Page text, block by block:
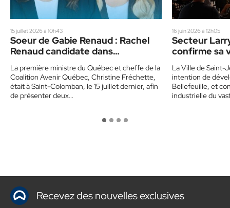
15 juillet 2026 à 10h43
Soeur de Gabie Renaud : Rachel
Renaud candidate dans
La première ministre du Québec et cheffe de la
Coalition Avenir Québec, Christine Fréchette,
était à Saint-Colomban, le 15 juillet dernier, afin
de présenter deux…
16 juin 2026 à 12h05
Secteur
confirme sa
La Ville de Saint-
intention de
Bellefeuille, et
industrielle du
Recevez des nouvelles exclusives